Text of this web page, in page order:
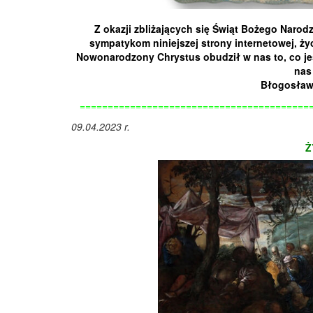
Z okazji zbliżających się Świąt Bożego
sympatykom niniejszej strony internetowej,
Nowonarodzony Chrystus obudził w nas to, co
09.04.2023 r.